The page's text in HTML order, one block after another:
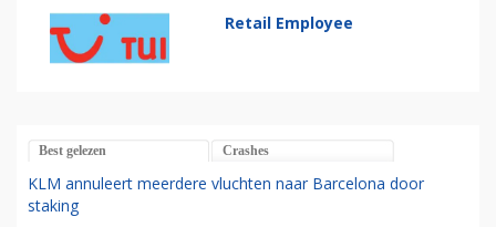
Retail Employee
Best gelezen Crashes
KLM annuleert meerdere vluchten naar Barcelona door
staking